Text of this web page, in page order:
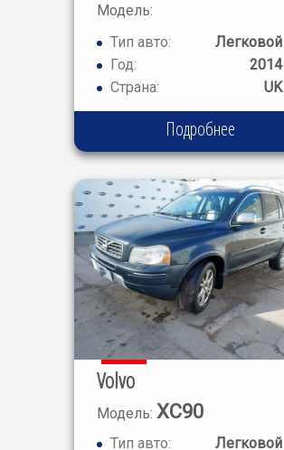
Модель:
BOXER
PROFESSIONAL
Тип авто:
Легковой
Год:
2014
Страна:
UK
Подробнее
Volvo
Модель: XC90
Тип авто:
Легковой